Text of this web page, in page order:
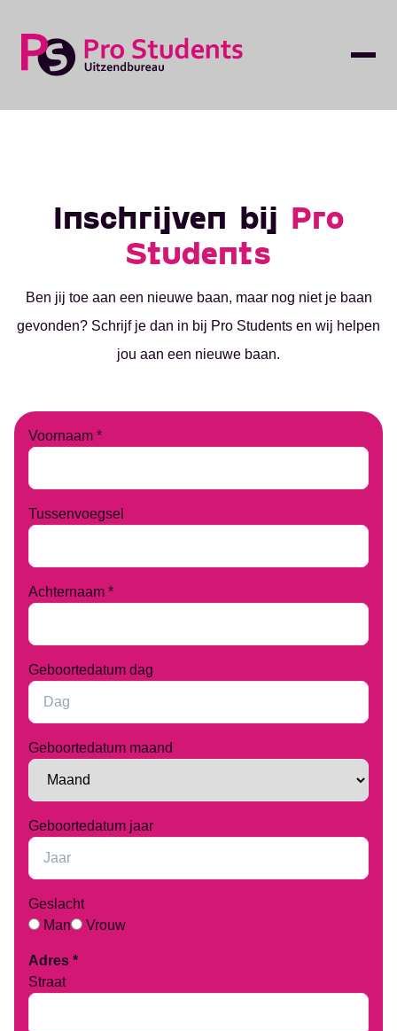
Groningen
Assen
Emmen
Leeuwarden
Administratie
Productiewerk
Horeca
Over ons
Nieuws
Contact
Inschrijven bij Pro
Students
Ben jij toe aan een nieuwe baan, maar nog niet je baan
gevonden? Schrijf je dan in bij Pro Students en wij helpen
jou aan een nieuwe baan.
Voornaam *
Tussenvoegsel
Achternaam *
Geboortedatum dag
Geboortedatum maand
Geboortedatum jaar
Geslacht
Man
Vrouw
Adres *
Straat